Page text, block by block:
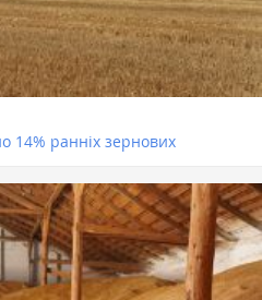
14% ранніх зернових